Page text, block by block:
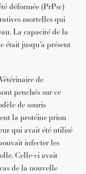
déformée (PrPsc)
mortelles qui
La capacité de la
était jusqu’à présent
de
penchés sur ce
de souris
la protéine prion
qui avait été utilisé
infecter les
Celle-ci avait
de la nouvelle